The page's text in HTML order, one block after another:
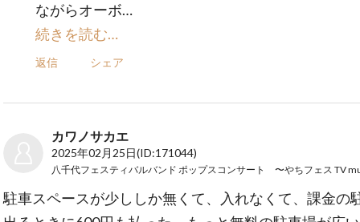
ながらオーボ…
続きを読む…
返信 シェア
カワノサカエ
2025年02月25日(ID:171044)
駐車スペースが少ししか無くて、入れなくて、課金の